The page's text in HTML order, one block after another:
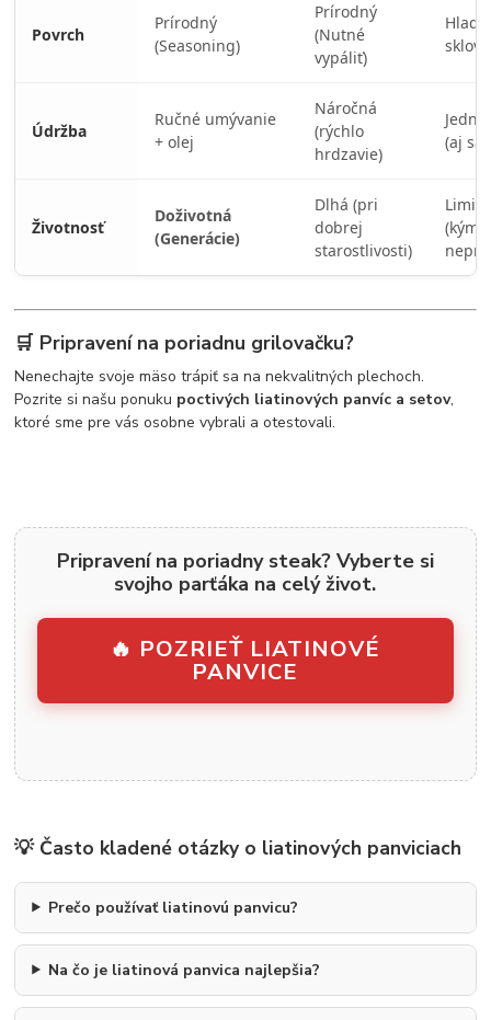
Povrch
Prírodný
(Seasoning)
Prírodný
(Nutné
vypáliť)
Údržba
Ručné umývanie
+ olej
Náročná
(rýchlo
hrdzavie)
(aj
Životnosť
Doživotná
(Generácie)
Dlhá (pri
dobrej
starostlivosti)
(kým
🛒 Pripravení na poriadnu grilovačku?
Nenechajte svoje mäso trápiť sa na nekvalitných plechoch.
Pozrite si našu ponuku poctivých liatinových panvíc a setov,
ktoré sme pre vás osobne vybrali a otestovali.
Pripravení na poriadny steak? Vyberte si
svojho parťáka na celý život.
🔥 POZRIEŤ LIATINOVÉ
PANVICE
💡 Často kladené otázky o liatinových panviciach
Prečo používať liatinovú panvicu?
Na čo je liatinová panvica najlepšia?